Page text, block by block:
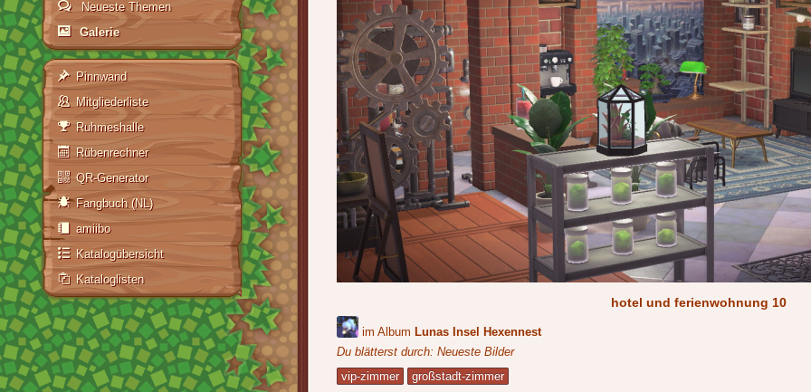
Neueste Themen
Galerie
Pinnwand
Mitgliederliste
Ruhmeshalle
Rübenrechner
QR-Generator
Fangbuch (NL)
amiibo
Katalogübersicht
Kataloglisten
hotel und ferienwohnung 10
im Album Lunas Insel Hexennest
Du blätterst durch: Neueste Bilder
vip-zimmer
großstadt-zimmer